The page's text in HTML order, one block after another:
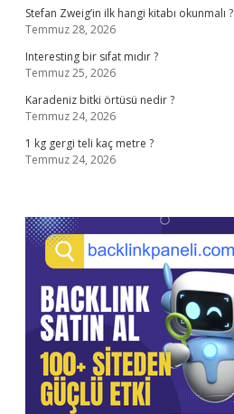
Stefan Zweig’in ilk hangi kitabı okunmalı ?
Temmuz 28, 2026
Interesting bir sıfat mıdır ?
Temmuz 25, 2026
Karadeniz bitki örtüsü nedir ?
Temmuz 24, 2026
1 kg gergi teli kaç metre ?
Temmuz 24, 2026